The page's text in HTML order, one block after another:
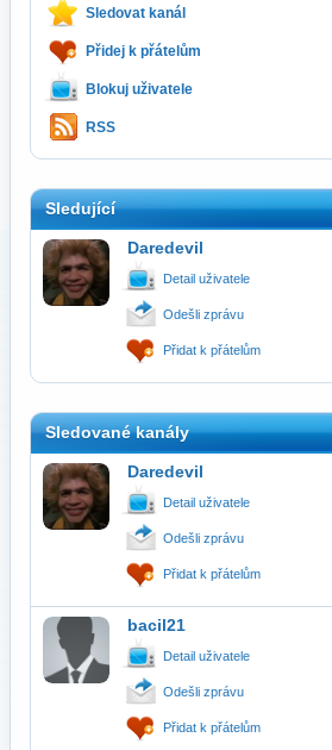
Sledovat kanál
Přidej k přátelům
Blokuj uživatele
RSS
Sledující
Daredevil
Detail uživatele
Odešli zprávu
Přidat k přátelům
Sledované kanály
Daredevil
Detail uživatele
Odešli zprávu
Přidat k přátelům
bacil21
Detail uživatele
Odešli zprávu
Přidat k přátelům